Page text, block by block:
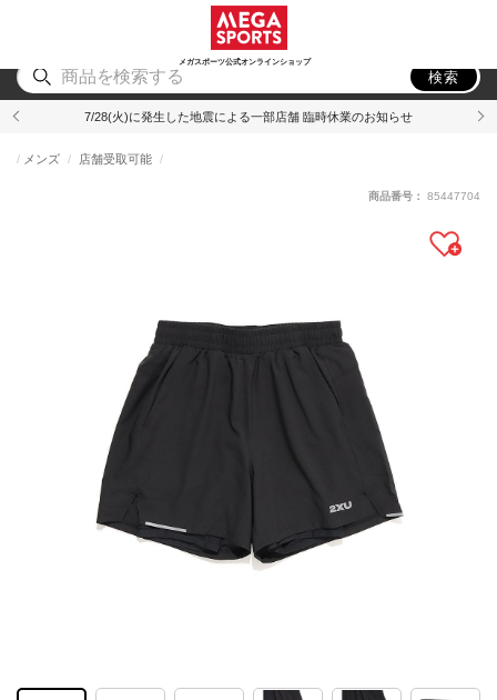
メガスポーツ公式オンラインショップ
アウトドア
検索
7/28(火)に発生した地震による一部店舗 臨時休業のお知らせ
メンズ 店舗受取可能
商品番号： 85447704